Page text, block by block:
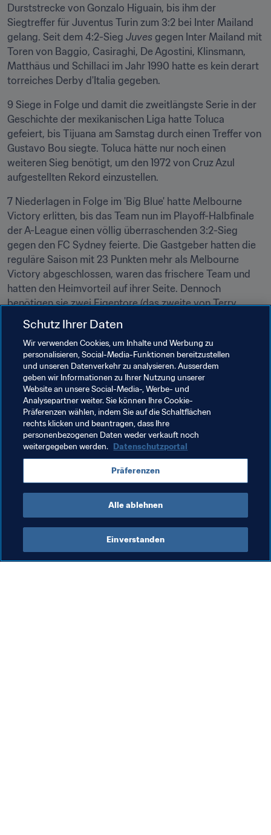
Durststrecke von Gonzalo Higuain, bis ihm der
Siegtreffer für Juventus Turin zum 3:2 bei Inter Mailand
gelang. Seit dem 4:2-Sieg Juves gegen Inter Mailand mit
Toren von Baggio, Casiraghi, De Agostini, Klinsmann,
Matthäus und Schillaci im Jahr 1990 hatte es kein derart
torreiches Derby d'Italia gegeben.
9 Siege in Folge und damit die zweitlängste Serie in der
Geschichte der mexikanischen Liga hatte Toluca
gefeiert, bis Tijuana am Samstag durch einen Treffer von
Gustavo Bou siegte. Toluca hätte nur noch einen
weiteren Sieg benötigt, um den 1972 von Cruz Azul
aufgestellten Rekord einzustellen.
7 Niederlagen in Folge im 'Big Blue' hatte Melbourne
Victory erlitten, bis das Team nun im Playoff-Halbfinale
der A-League einen völlig überraschenden 3:2-Sieg
gegen den FC Sydney feierte. Die Gastgeber hatten die
reguläre Saison mit 23 Punkten mehr als Melbourne
Victory abgeschlossen, waren das frischere Team und
hatten den Heimvorteil auf ihrer Seite. Dennoch
benötigen sie zwei Eigentore (das zweite von Terry
Antonis in der 95. Minute), um sich in die Verlängerung zu
retten. Hier war es dann erneut Antonis, der schließlich
doch noch für die Entscheidung zugunsten Melbournes
sorgte.
Verwandte Themen
England Australia France Korea Republic
Mexico New Zealand Spain Switzerland
Schutz Ihrer Daten
Wir verwenden Cookies, um Inhalte und Werbung zu
personalisieren, Social-Media-Funktionen bereitzustellen
und unseren Datenverkehr zu analysieren. Ausserdem
geben wir Informationen zu Ihrer Nutzung unserer
Website an unsere Social-Media-, Werbe- und
Analysepartner weiter. Sie können Ihre Cookie-
Präferenzen wählen, indem Sie auf die Schaltflächen
rechts klicken und beantragen, dass Ihre
personenbezogenen Daten weder verkauft noch
weitergegeben werden. Datenschutzportal
Präferenzen
Alle ablehnen
Einverstanden